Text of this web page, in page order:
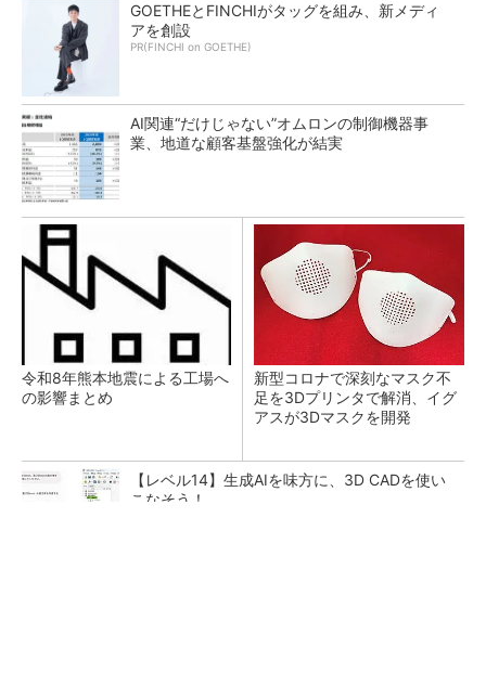
GOETHEとFINCHIがタッグを組み、新メディ
アを創設
PR(FINCHI on GOETHE)
AI関連“だけじゃない”オムロンの制御機器事
業、地道な顧客基盤強化が結実
令和8年熊本地震による工場へ
の影響まとめ
新型コロナで深刻なマスク不
足を3Dプリンタで解消、イグ
アスが3Dマスクを開発
【レベル14】生成AIを味方に、3D CADを使い
こなそう！